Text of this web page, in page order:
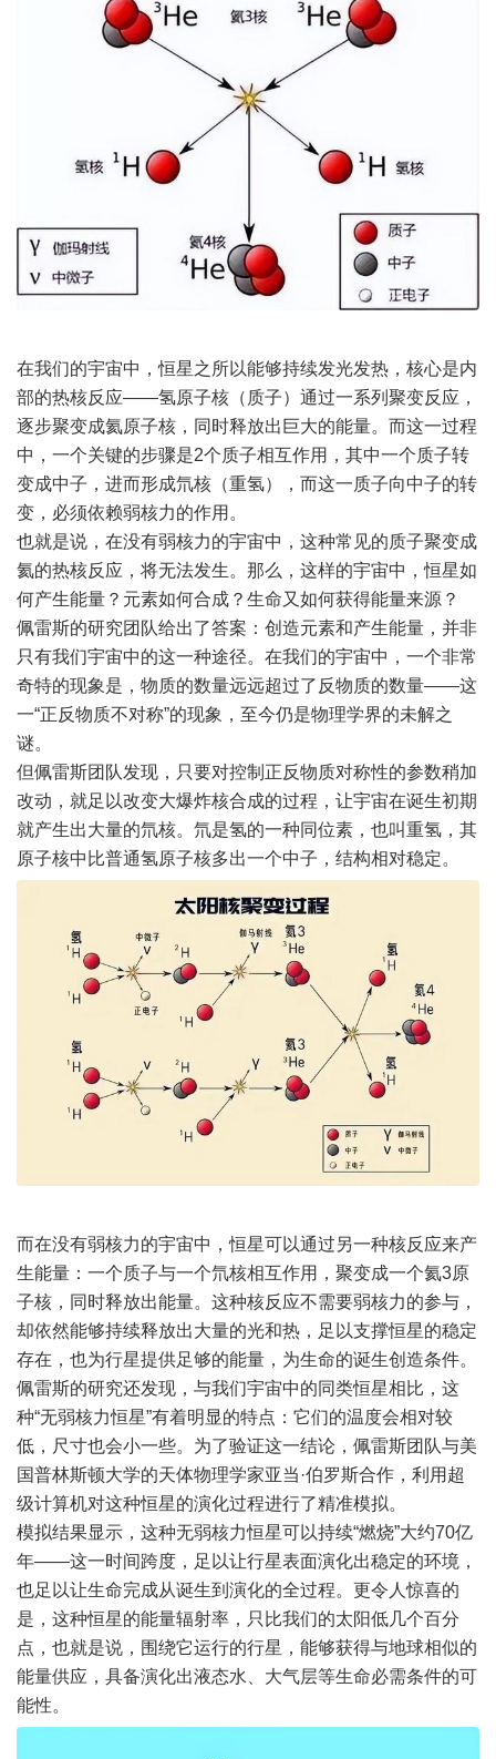
在我们的宇宙中，恒星之所以能够持续发光发热，核心是内
部的热核反应——氢原子核（质子）通过一系列聚变反应，
逐步聚变成氦原子核，同时释放出巨大的能量。而这一过程
中，一个关键的步骤是2个质子相互作用，其中一个质子转
变成中子，进而形成氘核（重氢），而这一质子向中子的转
变，必须依赖弱核力的作用。
也就是说，在没有弱核力的宇宙中，这种常见的质子聚变成
氦的热核反应，将无法发生。那么，这样的宇宙中，恒星如
何产生能量？元素如何合成？生命又如何获得能量来源？
佩雷斯的研究团队给出了答案：创造元素和产生能量，并非
只有我们宇宙中的这一种途径。在我们的宇宙中，一个非常
奇特的现象是，物质的数量远远超过了反物质的数量——这
一“正反物质不对称”的现象，至今仍是物理学界的未解之
谜。
但佩雷斯团队发现，只要对控制正反物质对称性的参数稍加
改动，就足以改变大爆炸核合成的过程，让宇宙在诞生初期
就产生出大量的氘核。氘是氢的一种同位素，也叫重氢，其
原子核中比普通氢原子核多出一个中子，结构相对稳定。
而在没有弱核力的宇宙中，恒星可以通过另一种核反应来产
生能量：一个质子与一个氘核相互作用，聚变成一个氦3原
子核，同时释放出能量。这种核反应不需要弱核力的参与，
却依然能够持续释放出大量的光和热，足以支撑恒星的稳定
存在，也为行星提供足够的能量，为生命的诞生创造条件。
佩雷斯的研究还发现，与我们宇宙中的同类恒星相比，这
种“无弱核力恒星”有着明显的特点：它们的温度会相对较
低，尺寸也会小一些。为了验证这一结论，佩雷斯团队与美
国普林斯顿大学的天体物理学家亚当·伯罗斯合作，利用超
级计算机对这种恒星的演化过程进行了精准模拟。
模拟结果显示，这种无弱核力恒星可以持续“燃烧”大约70亿
年——这一时间跨度，足以让行星表面演化出稳定的环境，
也足以让生命完成从诞生到演化的全过程。更令人惊喜的
是，这种恒星的能量辐射率，只比我们的太阳低几个百分
点，也就是说，围绕它运行的行星，能够获得与地球相似的
能量供应，具备演化出液态水、大气层等生命必需条件的可
能性。